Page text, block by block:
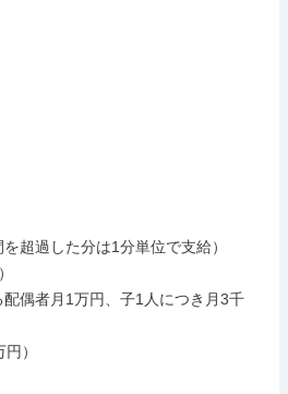
超過した分は1分単位で支給）
配偶者月1万円、子1人につき月3千
）